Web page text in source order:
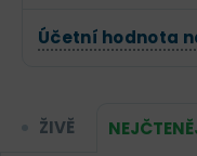
Účetní hodnota
ŽIVĚ